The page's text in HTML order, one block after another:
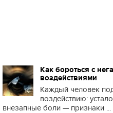
Как бороться с
воздействиями
Каждый человек
воздействию:
внезапные боли — признаки ...